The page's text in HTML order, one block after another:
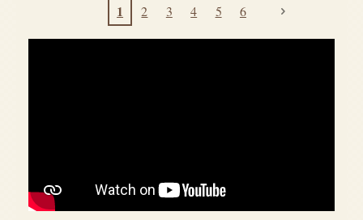
1 2 3 4 5 6